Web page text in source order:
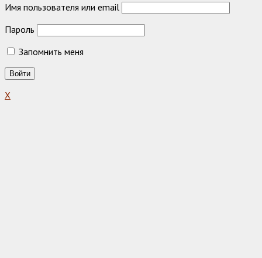
Имя пользователя или email
Пароль
Запомнить меня
X